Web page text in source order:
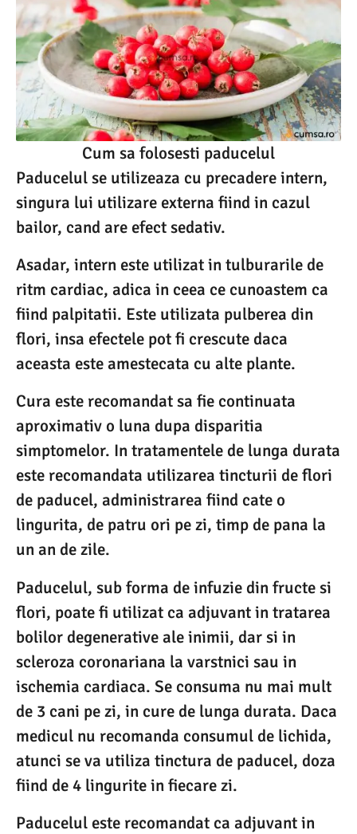
Cum sa folosesti paducelul
Paducelul se utilizeaza cu precadere intern,
singura lui utilizare externa fiind in cazul
bailor, cand are efect sedativ.
Asadar, intern este utilizat in tulburarile de
ritm cardiac, adica in ceea ce cunoastem ca
fiind palpitatii. Este utilizata pulberea din
flori, insa efectele pot fi crescute daca
aceasta este amestecata cu alte plante.
Cura este recomandat sa fie continuata
aproximativ o luna dupa disparitia
simptomelor. In tratamentele de lunga durata
este recomandata utilizarea tincturii de flori
de paducel, administrarea fiind cate o
lingurita, de patru ori pe zi, timp de pana la
un an de zile.
Paducelul, sub forma de infuzie din fructe si
flori, poate fi utilizat ca adjuvant in tratarea
bolilor degenerative ale inimii, dar si in
scleroza coronariana la varstnici sau in
ischemia cardiaca. Se consuma nu mai mult
de 3 cani pe zi, in cure de lunga durata. Daca
medicul nu recomanda consumul de lichida,
atunci se va utiliza tinctura de paducel, doza
fiind de 4 lingurite in fiecare zi.
Paducelul este recomandat ca adjuvant in